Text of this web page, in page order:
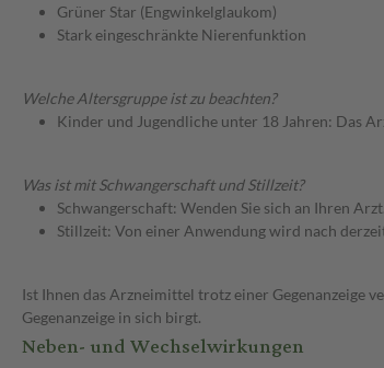
Grüner Star (Engwinkelglaukom)
Stark eingeschränkte Nierenfunktion
Welche Altersgruppe ist zu beachten?
Kinder und Jugendliche unter 18 Jahren: Das
Was ist mit Schwangerschaft und Stillzeit?
Schwangerschaft: Wenden Sie sich an Ihren
Stillzeit: Von einer Anwendung wird nach
Ist Ihnen das Arzneimittel trotz einer Gegenanzeige
Gegenanzeige in sich birgt.
Neben- und Wechselwirkungen